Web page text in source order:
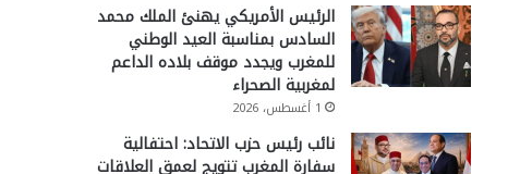
الرئيس الأمريكي يهنئ الملك محمد
السادس بمناسبة العيد الوطني
للمغرب ويجدد موقف بلاده الداعم
لمغربية الصحراء
1 أغسطس، 2026
نائب رئيس حزب الاتحاد: احتفالية
سفارة المغرب تتويج لعمق العلاقات